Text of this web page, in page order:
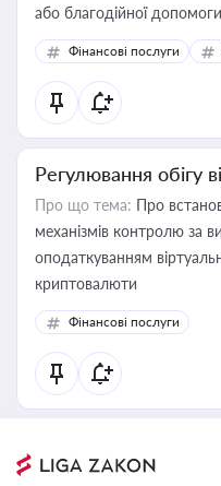
або благодійної допомоги
Фінансові послуги
Регулювання обігу
Про що тема: Про
механізмів контролю за
оподаткуванням
криптовалюти
Фінансові послуги